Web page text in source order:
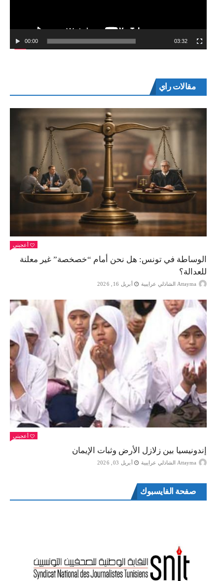
00:00 03:32
مقالات راي
أعجبني
الوساطة في تونس: هل نحن أمام “خصخصة” غير معلنة
للعدالة؟
Attayma الشاذلي عرايبية أبريل 16, 2026
أعجبني
إندونيسيا بين زلازل الأرض وثبات الإيمان
Attayma الشاذلي عرايبية أبريل 03, 2026
صفحة الفايسبوك